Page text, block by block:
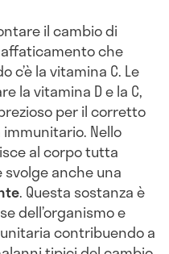
il cambio di
che
la vitamina C. Le
la vitamina D e la C,
per il corretto
Nello
al corpo tutta
svolge anche una
. Questa sostanza è
dell’organismo e
contribuendo a